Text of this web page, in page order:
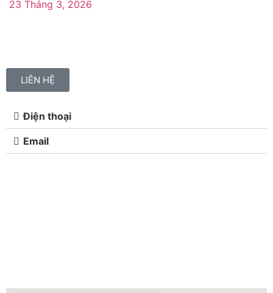
23 Tháng 3, 2026
LIÊN HỆ
Điện thoại
Email